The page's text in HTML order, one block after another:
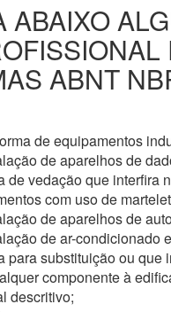
ABAIXO
ABNT
de equipamentos
de aparelhos de
de vedação que interfira
com uso de
de aparelhos de
de ar-condicionado
para substituição ou
componente à
descritivo;